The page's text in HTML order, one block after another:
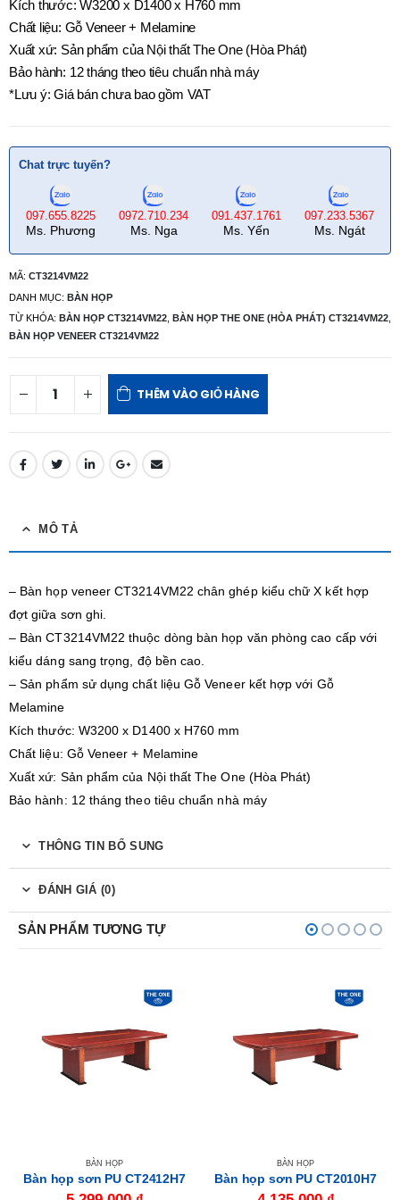
Kích thước: W3200 x D1400 x H760 mm
Chất liệu: Gỗ Veneer + Melamine
Xuất xứ: Sản phẩm của Nội thất The One (Hòa Phát)
Bảo hành: 12 tháng theo tiêu chuẩn nhà máy
*Lưu ý: Giá bán chưa bao gồm VAT
Chat trực tuyến?
097.655.8225
Ms. Phương
0972.710.234
Ms. Nga
091.437.1761
Ms. Yến
097.233.5367
Ms. Ngát
MÃ: CT3214VM22
DANH MỤC: BÀN HỌP
TỪ KHÓA: BÀN HỌP CT3214VM22 BÀN HỌP THE ONE (HÒA PHÁT) CT3214VM22
BÀN HỌP VENEER CT3214VM22
THÊM VÀO GIỎ HÀNG
MÔ TẢ
– Bàn họp veneer CT3214VM22 chân ghép kiểu chữ X kết hợp
đợt giữa sơn ghi.
– Bàn CT3214VM22 thuộc dòng bàn họp văn phòng cao cấp với
kiểu dáng sang trọng, độ bền cao.
– Sản phẩm sử dụng chất liệu Gỗ Veneer kết hợp với Gỗ
Melamine
Kích thước: W3200 x D1400 x H760 mm
Chất liệu: Gỗ Veneer + Melamine
Xuất xứ: Sản phẩm của Nội thất The One (Hòa Phát)
Bảo hành: 12 tháng theo tiêu chuẩn nhà máy
THÔNG TIN BỔ SUNG
ĐÁNH GIÁ (0)
SẢN PHẨM TƯƠNG TỰ
BÀN HỌP
Bàn họp sơn PU CT2412H7
BÀN HỌP
Bàn họp sơn PU CT2010H7